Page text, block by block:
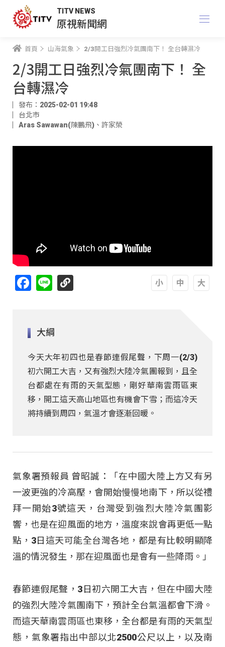
TITV NEWS
原視新聞網
首頁 山海氣象 2/3開工日強烈冷氣團南下！ 全台轉濕冷
2/3開工日強烈冷氣團南下！ 全
台轉濕冷
發布：2025-02-01 19:48
台北市
Aras Sawawan(陳鵬飛) 、 許家榮
Facebook
Line
大綱
今天大年初四也是春節連假尾聲，下周一(2/3)
初六開工大吉，又有強烈大陸冷氣團報到，且全
台都處在有雨的天氣型態，剛好華南雲雨區東
移，開工這天高山地區也有機會下雪；而這冷天
將持續到周四，氣溫才會逐漸回暖。
氣象署預報員 曾昭誠：「在中國大陸上方又有另
一波更強的冷高壓，會開始慢慢地南下，所以從禮
拜一開始3號這天，台灣受到強烈大陸冷氣團影
響，也是在迎風面的地方，溫度來說會再更低一點
點，3日這天可能全台灣各地，都是有比較明顯降
溫的情況發生，那在迎風面也是會有一些降雨。」
春節連假尾聲，3日初六開工大吉，但在中國大陸
的強烈大陸冷氣團南下，預計全台氣溫都會下滑。
而這天華南雲雨區也東移，全台都是有雨的天氣型
態，氣象署指出中部以北2500公尺以上，以及南